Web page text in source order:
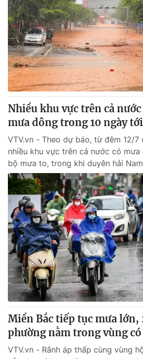
Nhiều khu vực trên cả
mưa dông trong 10 ngày tới
VTV.vn - Theo dự báo, từ đêm 12/7
nhiều khu vực trên cả nước có
bộ mưa to, trong khi duyên hải
Miền Bắc tiếp tục mưa lớn,
phường nằm trong vùng
VTV.vn - Rãnh áp thấp cùng vùng